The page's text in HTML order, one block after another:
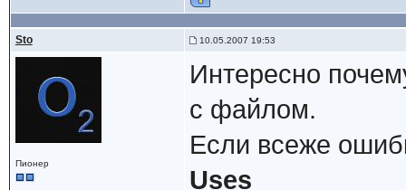
Sto 10.05.2007 19:53
Пионер
Интересно
с файлом.
Если всеже
Uses